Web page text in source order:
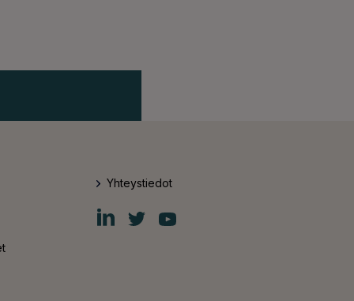
Yhteystiedot
Fiskars
Group
Fiskars
Group
Fiskars
Group